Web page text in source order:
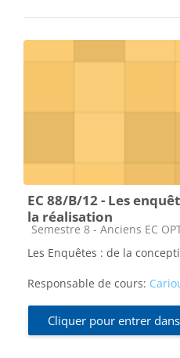
EC 88/B/12 - Les
la réalisation
Catégorie de cours
Semestre 8 - Anciens EC
Les Enquêtes : de la
Responsable de cours:
Cliquer pour entrer